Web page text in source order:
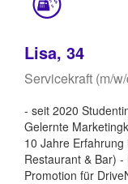
Lisa, 34
Servicekraft (m/
- seit 2020
Gelernte
10 Jahre
Restaurant & Bar)
Promotion für